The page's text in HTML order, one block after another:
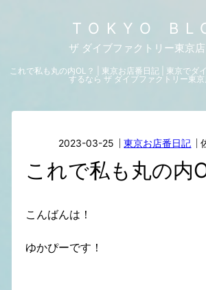
TOKYO
ザ ダイブファクトリー東京
これで私も丸の内OL？ | 東京お店番日記 | 東京でダ
するなら ザ ダイブファクトリー東
2023-03-25 東京お店番日記
これで私も丸の内
こんばんは！
ゆかぴーです！